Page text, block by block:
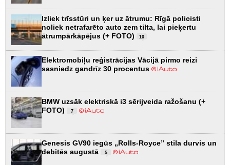
Izliek trīsstūri un ķer uz ātrumu: Rīgā policisti
noliek netrafarēto auto zem tilta, lai pieķertu
ātrumpārkāpējus (+ FOTO)
10
Elektromobiļu reģistrācijas Vācijā pirmo reizi
sasniedz gandrīz 30 procentus
BMW uzsāk elektriskā i3 sērijveida ražošanu (+
FOTO)
7
Genesis GV90 iegūs „Rolls-Royce” stila durvis un
debitēs augustā
5